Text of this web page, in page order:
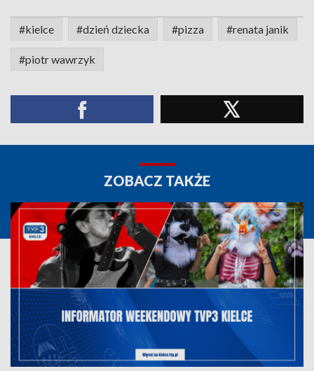
#kielce #dzień dziecka #pizza #renata janik
#piotr wawrzyk
ZOBACZ TAKŻE